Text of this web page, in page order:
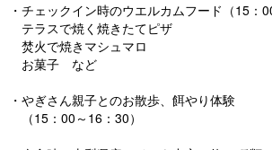
・チェックイン時のウエルカムフード（15：
テラスで焼く焼きたてピザ
焚火で焼きマシュマロ
お菓子 など
・やぎさん親子とのお散歩、餌やり体験
（15：00～16：30）